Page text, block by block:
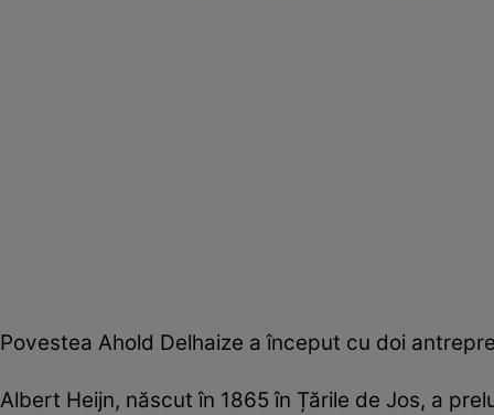
Povestea Ahold Delhaize a început cu doi
Albert Heijn, născut în 1865 în Țările de Jos, a